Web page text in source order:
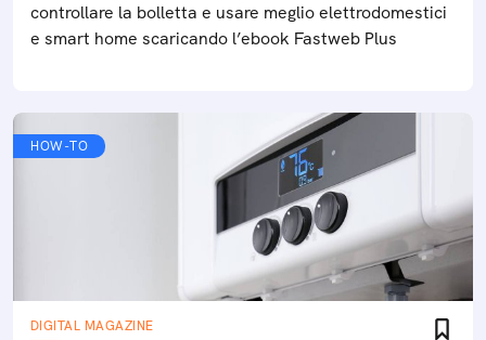
controllare la bolletta e usare meglio elettrodomestici
e smart home scaricando l’ebook Fastweb Plus
HOW-TO
DIGITAL MAGAZINE